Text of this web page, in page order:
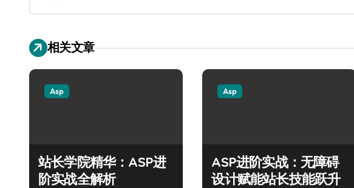
相关文章
Asp
站长学院精华：ASP进
阶实战全解析
Asp
ASP进阶实战：无障碍
设计赋能站长技能跃升